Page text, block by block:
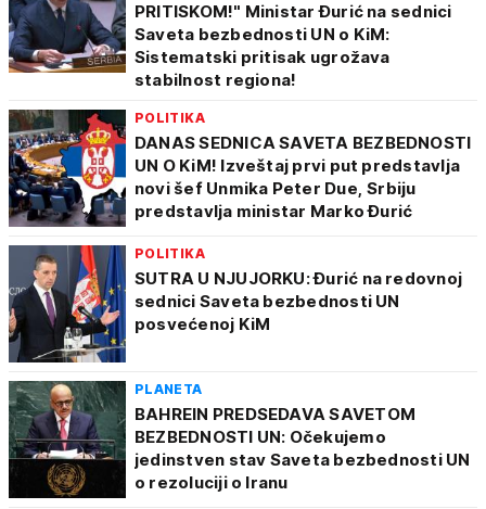
PRITISKOM!" Ministar Đurić na sednici
Saveta bezbednosti UN o KiM:
Sistematski pritisak ugrožava
stabilnost regiona!
POLITIKA
DANAS SEDNICA SAVETA BEZBEDNOSTI
UN O KiM! Izveštaj prvi put predstavlja
novi šef Unmika Peter Due, Srbiju
predstavlja ministar Marko Đurić
POLITIKA
SUTRA U NJUJORKU: Đurić na redovnoj
sednici Saveta bezbednosti UN
posvećenoj KiM
PLANETA
BAHREIN PREDSEDAVA SAVETOM
BEZBEDNOSTI UN: Očekujemo
jedinstven stav Saveta bezbednosti UN
o rezoluciji o Iranu